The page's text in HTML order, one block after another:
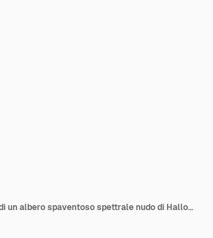
Illustrazione di un albero spaventoso spettrale nudo di Halloween con la decorazione delle zucche e il pipistrello volante